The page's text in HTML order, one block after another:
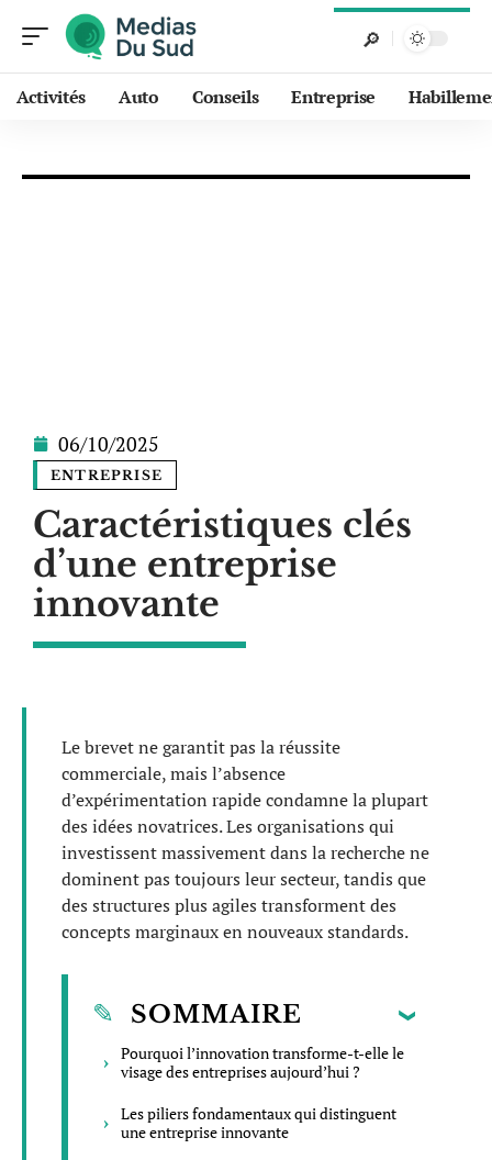
Activités Auto Conseils Entreprise
06/10/2025
ENTREPRISE
Caractéristiques clés
d’une entreprise
innovante
Le brevet ne garantit pas la réussite
commerciale, mais l’absence
d’expérimentation rapide condamne la plupart
des idées novatrices. Les organisations qui
investissent massivement dans la recherche ne
dominent pas toujours leur secteur, tandis que
des structures plus agiles transforment des
concepts marginaux en nouveaux standards.
SOMMAIRE
Pourquoi l’innovation transforme-t-elle le
visage des entreprises aujourd’hui ?
Les piliers fondamentaux qui distinguent
une entreprise innovante